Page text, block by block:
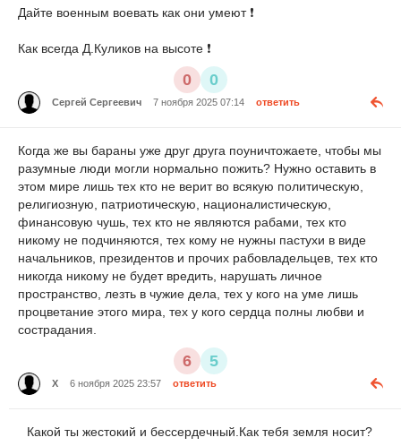
Дайте военным воевать как они умеют ❗️
Как всегда Д.Куликов на высоте ❗️
0 0
Сергей Сергеевич 7 ноября 2025 07:14 ответить
Когда же вы бараны уже друг друга поуничтожаете, чтобы мы
разумные люди могли нормально пожить? Нужно оставить в
этом мире лишь тех кто не верит во всякую политическую,
религиозную, патриотическую, националистическую,
финансовую чушь, тех кто не являются рабами, тех кто
никому не подчиняются, тех кому не нужны пастухи в виде
начальников, президентов и прочих рабовладельцев, тех кто
никогда никому не будет вредить, нарушать личное
пространство, лезть в чужие дела, тех у кого на уме лишь
процветание этого мира, тех у кого сердца полны любви и
сострадания.
6 5
X 6 ноября 2025 23:57 ответить
Какой ты жестокий и бессердечный.Как тебя земля носит?